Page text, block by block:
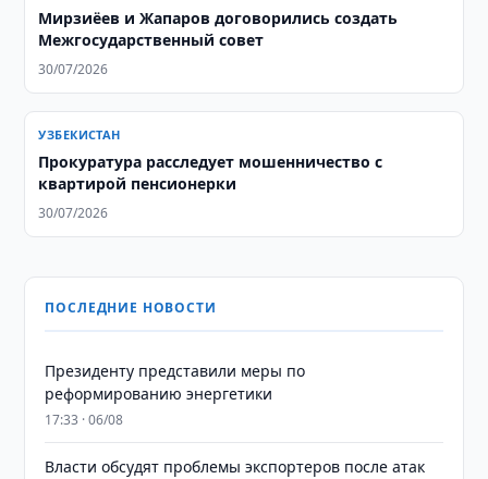
Мирзиёев и Жапаров договорились создать
Межгосударственный совет
30/07/2026
УЗБЕКИСТАН
Прокуратура расследует мошенничество с
квартирой пенсионерки
30/07/2026
ПОСЛЕДНИЕ НОВОСТИ
Президенту представили меры по
реформированию энергетики
17:33 · 06/08
Власти обсудят проблемы экспортеров после атак